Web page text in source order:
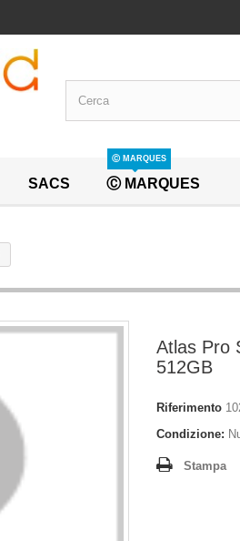
SACS Ⓒ MARQUES
Ⓒ MARQUES
Atlas Pro
512GB
Riferimento
Condizione:
Stampa